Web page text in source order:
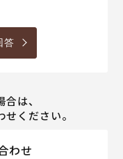
答
は、
ください。
わせ